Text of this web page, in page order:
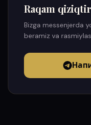
Raqam
Bizga messenjerda
beramiz va